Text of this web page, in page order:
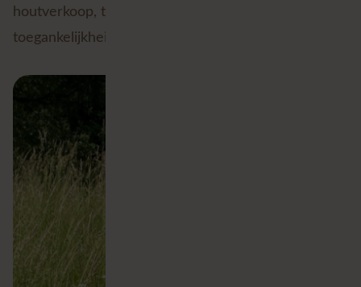
houtverkoop, terreinbeheer, onderhoud,
toegankelijkheidsregelingen en noodplannen.